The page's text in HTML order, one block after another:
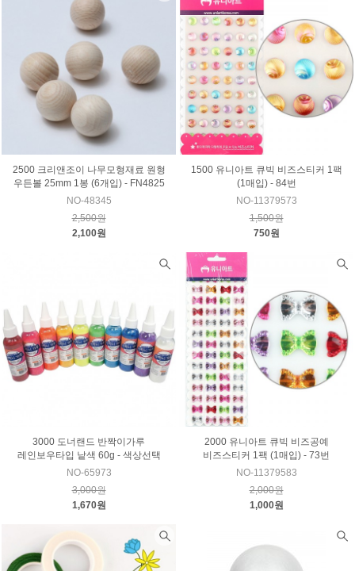
2500 크리앤조이 나무모형재료 원형
우든볼 25mm 1봉 (6개입) - FN4825
NO-48345
2,500원
2,100원
1500 유니아트 큐빅 비즈스티커 1팩
(1매입) - 84번
NO-11379573
1,500원
750원
3000 도너랜드 반짝이가루
레인보우타입 낱색 60g - 색상선택
NO-65973
3,000원
1,670원
2000 유니아트 큐빅 비즈공예
비즈스티커 1팩 (1매입) - 73번
NO-11379583
2,000원
1,000원